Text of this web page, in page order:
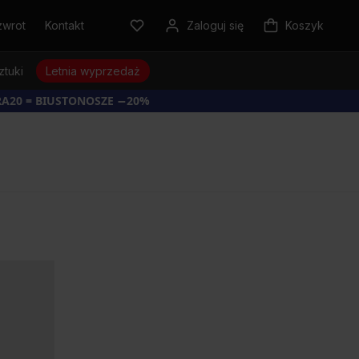
Kontakt Zaloguj się Koszyk
Letnia wyprzedaż
= BIUSTONOSZE −20%